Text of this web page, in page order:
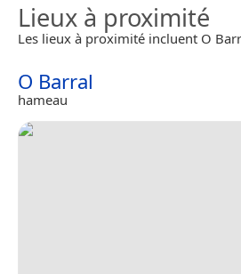
Lieux à proximité
Les lieux à proximité incluent O
O Barral
hameau